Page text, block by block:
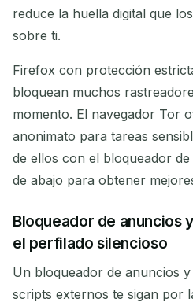
reduce la huella digital que
sobre ti.
Firefox con protección
bloquean muchos
momento. El navegador Tor
anonimato para tareas
de ellos con el bloqueador
de abajo para obtener
Bloqueador de anuncios
el perfilado silencioso
Un bloqueador de anuncios
scripts externos te sigan por